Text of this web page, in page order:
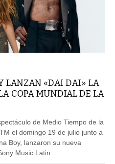
LANZAN «DAI DAI» LA
COPA MUNDIAL DE LA
de Medio Tiempo de la
el domingo 19 de julio junto a
Boy, lanzaron su nueva
Music Latin.